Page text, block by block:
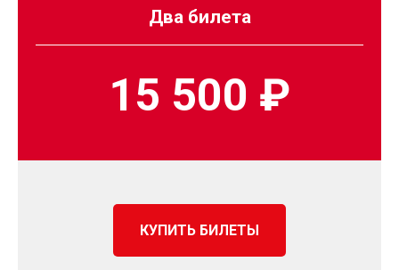
Два билета
15 500 ₽
КУПИТЬ БИЛЕТЫ